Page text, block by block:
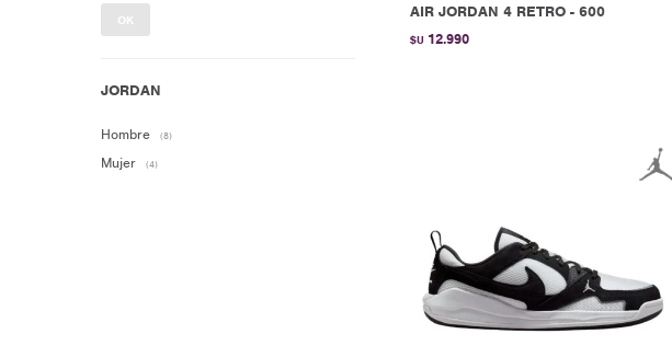
AIR JORDAN 4 RETRO - 600
$U 12.990
OK
Hombre (8)
Mujer (4)